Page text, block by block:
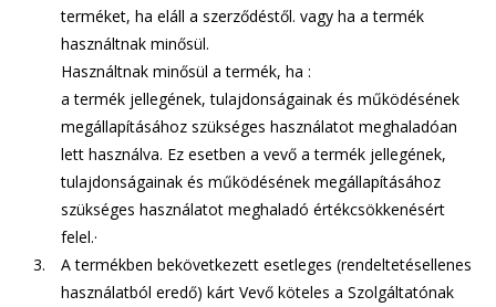
terméket, ha eláll a szerződéstől. vagy ha a termék
használtnak minősül.
Használtnak minősül a termék, ha :
a termék jellegének, tulajdonságainak és működésének
megállapításához szükséges használatot meghaladóan
lett használva. Ez esetben a vevő a termék jellegének,
tulajdonságainak és működésének megállapításához
szükséges használatot meghaladó értékcsökkenésért
felel.·
A termékben bekövetkezett esetleges (rendeltetésellenes
használatból eredő) kárt Vevő köteles a Szolgáltatónak